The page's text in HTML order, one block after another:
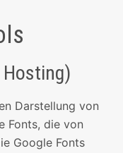
Darstellung von
Fonts, die von
Google Fonts